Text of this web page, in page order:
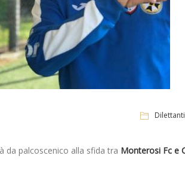
da palcoscenico alla sfida tra Monterosi Fc e